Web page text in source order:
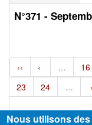
N°371 -
‹‹ ‹ … 16
23
24 … ›
Nous utilisons